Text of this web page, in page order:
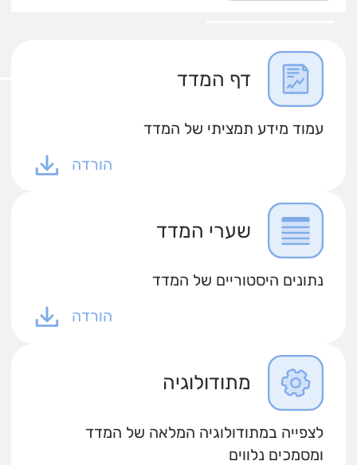
דף המדד
עמוד מידע תמציתי של המדד
הורדה
שערי המדד
נתונים היסטוריים של המדד
הורדה
מתודולוגיה
לצפייה במתודולוגיה המלאה של המדד
ומסמכים נלווים